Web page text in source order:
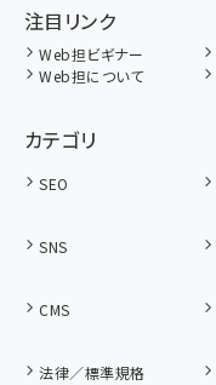
注目リンク
Web担ビギナー
Web担について
カテゴリ
SEO
SNS
CMS
法律／標準規格